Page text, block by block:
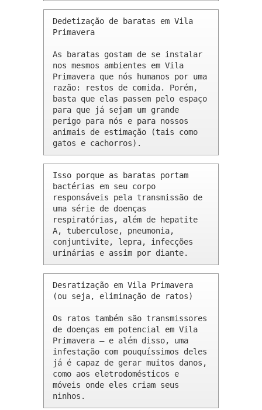
Dedetização de baratas em Vila
Primavera
As baratas gostam de se instalar
nos mesmos ambientes em Vila
Primavera que nós humanos por uma
razão: restos de comida. Porém,
basta que elas passem pelo espaço
para que já sejam um grande
perigo para nós e para nossos
animais de estimação (tais como
gatos e cachorros).
Isso porque as baratas portam
bactérias em seu corpo
responsáveis pela transmissão de
uma série de doenças
respiratórias, além de hepatite
A, tuberculose, pneumonia,
conjuntivite, lepra, infecções
urinárias e assim por diante.
Desratização em Vila Primavera
(ou seja, eliminação de ratos)
Os ratos também são transmissores
de doenças em potencial em Vila
Primavera – e além disso, uma
infestação com pouquíssimos deles
já é capaz de gerar muitos danos,
como aos eletrodomésticos e
móveis onde eles criam seus
ninhos.